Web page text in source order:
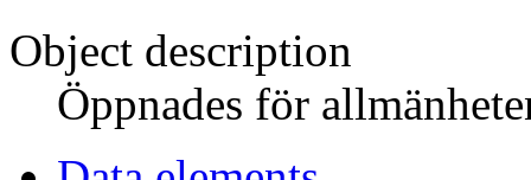
Object description
Öppnades för